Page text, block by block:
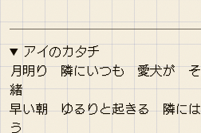
アイのカタチ
月明り 隣にいつも 愛犬が そ
緒
早い朝 ゆるりと起きる 隣に
う